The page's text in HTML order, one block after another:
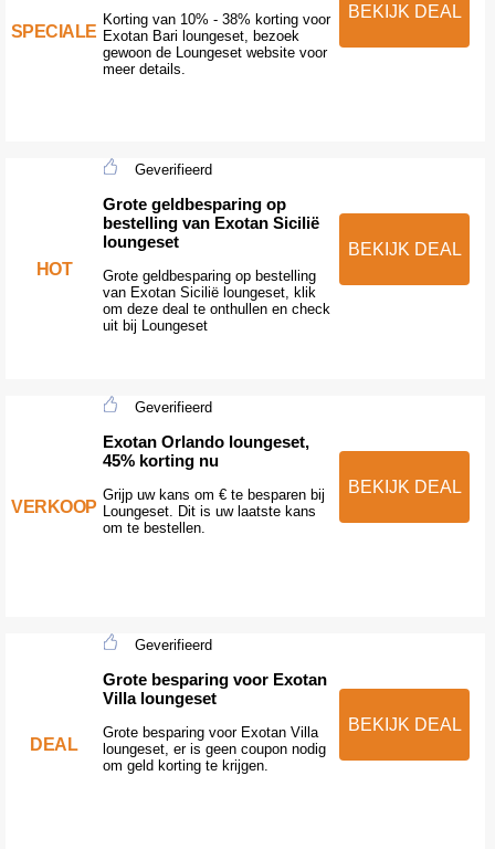
SPECIALE
Korting van 10% - 38% korting voor
Exotan Bari loungeset, bezoek
gewoon de Loungeset website voor
meer details.
BEKIJK DEAL
HOT
Geverifieerd
Grote geldbesparing op
bestelling van Exotan Sicilië
loungeset
Grote geldbesparing op bestelling
van Exotan Sicilië loungeset, klik
om deze deal te onthullen en check
uit bij Loungeset
BEKIJK DEAL
VERKOOP
Geverifieerd
Exotan Orlando loungeset,
45% korting nu
Grijp uw kans om € te besparen bij
Loungeset. Dit is uw laatste kans
om te bestellen.
BEKIJK DEAL
DEAL
Geverifieerd
Grote besparing voor Exotan
Villa loungeset
Grote besparing voor Exotan Villa
loungeset, er is geen coupon nodig
om geld korting te krijgen.
BEKIJK DEAL